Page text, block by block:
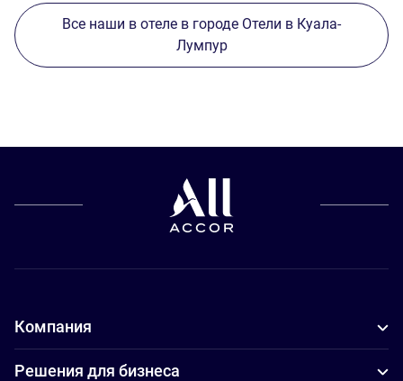
Все наши в отеле в городе Отели в Куала-
Лумпур
Компания
Решения для бизнеса